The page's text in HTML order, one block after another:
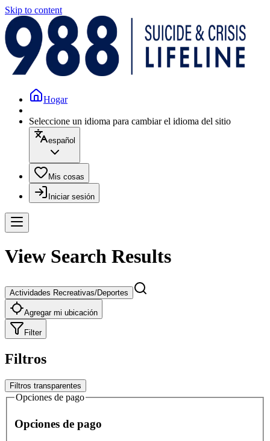
Skip to content
Hogar
Seleccione un idioma para cambiar el idioma del sitio
español
Mis cosas
Iniciar sesión
View Search Results
Actividades Recreativas/Deportes
Agregar mi ubicación
Filter
Filtros
Filtros transparentes
Opciones de pago
Opciones de pago